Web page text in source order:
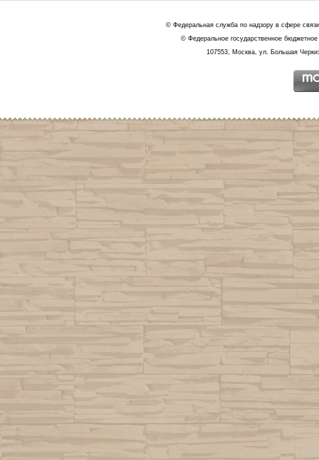
© Федеральная служба по надзору в сфере
© Федеральное государственное
107553, Москва, ул. Большая